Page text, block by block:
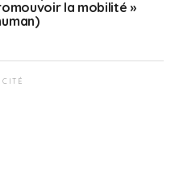
la mobilité »